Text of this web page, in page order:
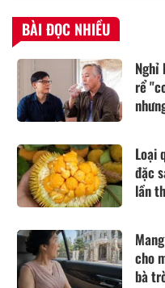
BÀI ĐỌC NHIỀU
Nghỉ
rể
Loại
đặc
lần
cho
bà